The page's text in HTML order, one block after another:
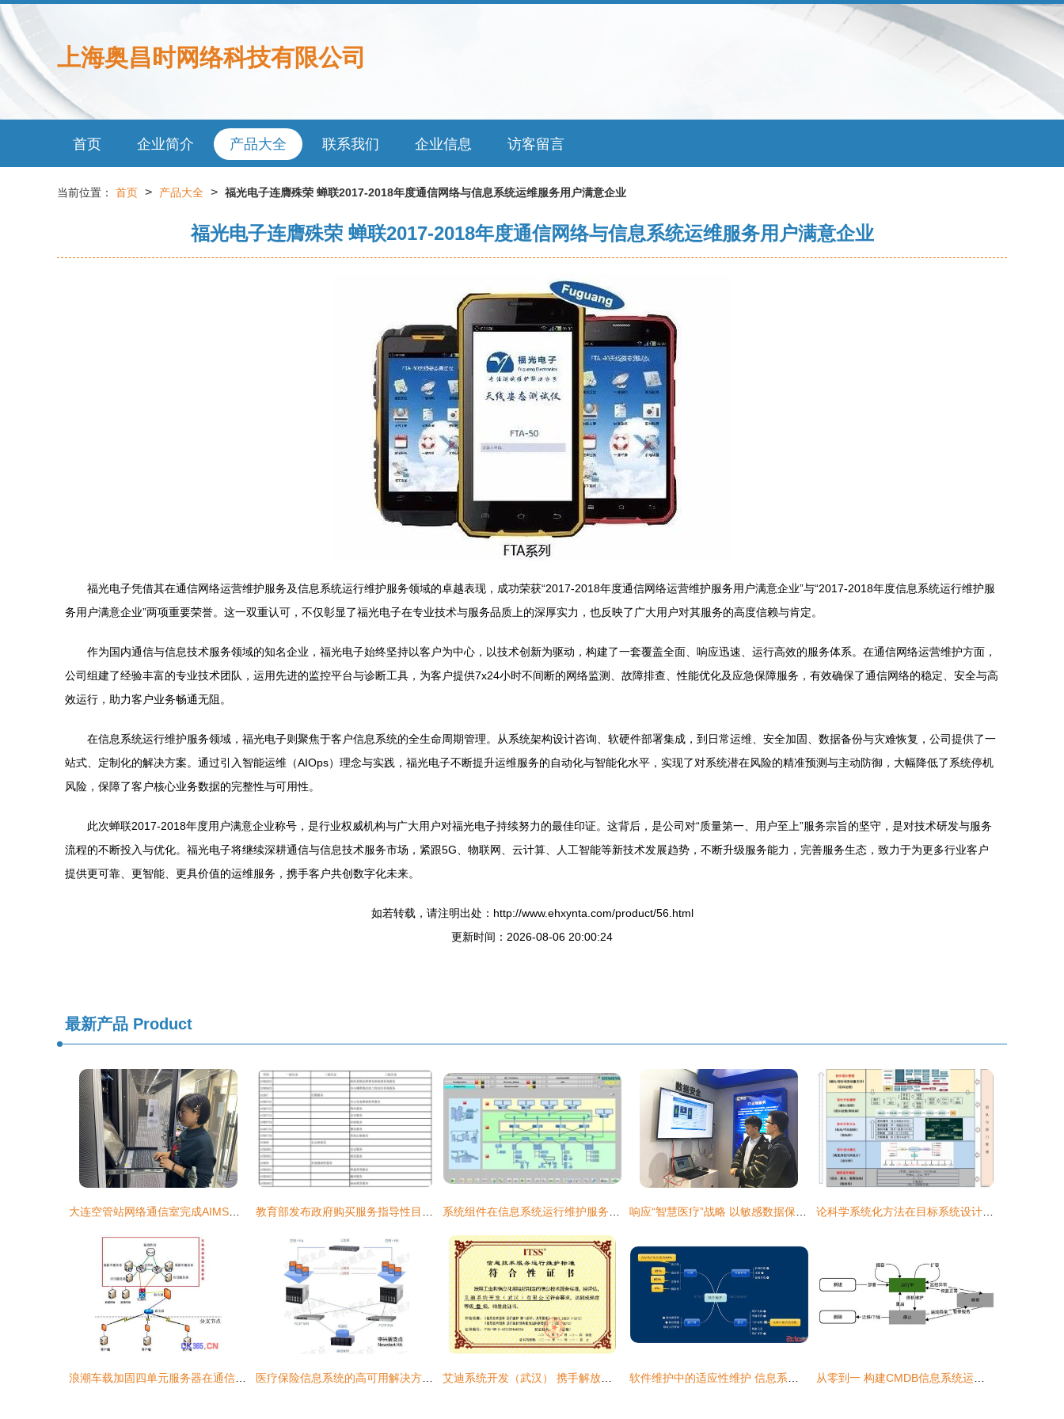
上海奥昌时网络科技有限公司
首页 企业简介 产品大全 联系我们 企业信息 访客留言
当前位置： 首页 > 产品大全 > 福光电子连膺殊荣 蝉联2017-2018年度通信网络与信息系统运维服务用户满意企业
福光电子连膺殊荣 蝉联2017-2018年度通信网络与信息系统运维服务用户满意企业
福光电子凭借其在通信网络运营维护服务及信息系统运行维护服务领域的卓越表现，成功荣获“2017-2018年度通信网络运营维护服务用户满意企业”与“2017-2018年度信息系统运行维护服
务用户满意企业”两项重要荣誉。这一双重认可，不仅彰显了福光电子在专业技术与服务品质上的深厚实力，也反映了广大用户对其服务的高度信赖与肯定。
作为国内通信与信息技术服务领域的知名企业，福光电子始终坚持以客户为中心，以技术创新为驱动，构建了一套覆盖全面、响应迅速、运行高效的服务体系。在通信网络运营维护方面，
公司组建了经验丰富的专业技术团队，运用先进的监控平台与诊断工具，为客户提供7x24小时不间断的网络监测、故障排查、性能优化及应急保障服务，有效确保了通信网络的稳定、安全与高
效运行，助力客户业务畅通无阻。
在信息系统运行维护服务领域，福光电子则聚焦于客户信息系统的全生命周期管理。从系统架构设计咨询、软硬件部署集成，到日常运维、安全加固、数据备份与灾难恢复，公司提供了一
站式、定制化的解决方案。通过引入智能运维（AIOps）理念与实践，福光电子不断提升运维服务的自动化与智能化水平，实现了对系统潜在风险的精准预测与主动防御，大幅降低了系统停机
风险，保障了客户核心业务数据的完整性与可用性。
此次蝉联2017-2018年度用户满意企业称号，是行业权威机构与广大用户对福光电子持续努力的最佳印证。这背后，是公司对“质量第一、用户至上”服务宗旨的坚守，是对技术研发与服务
流程的不断投入与优化。福光电子将继续深耕通信与信息技术服务市场，紧跟5G、物联网、云计算、人工智能等新技术发展趋势，不断升级服务能力，完善服务生态，致力于为更多行业客户
提供更可靠、更智能、更具价值的运维服务，携手客户共创数字化未来。
如若转载，请注明出处：http://www.ehxynta.com/product/56.html
更新时间：2026-08-06 20:00:24
最新产品 Product